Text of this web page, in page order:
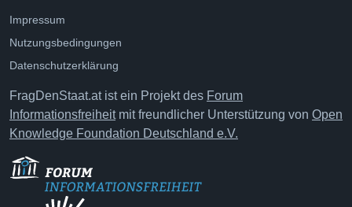
Impressum
Nutzungsbedingungen
Datenschutzerklärung
FragDenStaat.at ist ein Projekt des Forum
Informationsfreiheitmit freundlicher Unterstützung von Open
Knowledge Foundation Deutschland e.V.